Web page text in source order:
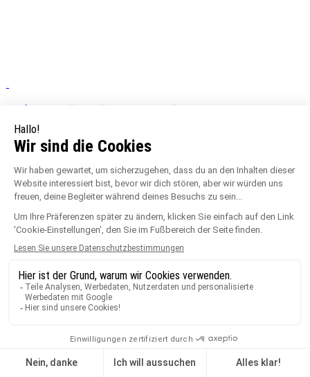
Zwischenstück höhe 60 mm für Standard-stellfuss
für Holzterrassen und plattenterrassen - «...